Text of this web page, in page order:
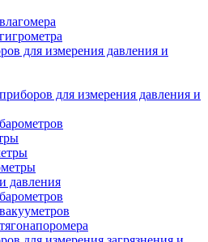
для измерения давления и
для измерения давления и
давления